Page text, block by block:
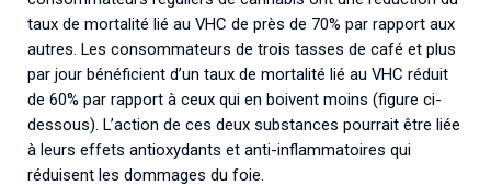
taux de mortalité lié au VHC de près de 70% par rapport aux
autres. Les consommateurs de trois tasses de café et plus
par jour bénéficient d’un taux de mortalité lié au VHC réduit
de 60% par rapport à ceux qui en boivent moins (figure ci-
dessous). L’action de ces deux substances pourrait être liée
à leurs effets antioxydants et anti-inflammatoires qui
réduisent les dommages du foie.